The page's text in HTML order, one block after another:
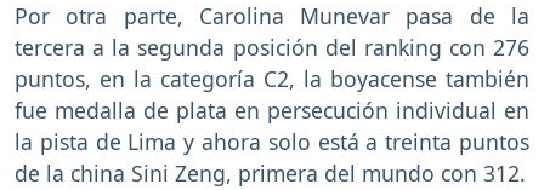
Por otra parte, Carolina Munevar pasa de la
tercera a la segunda posición del ranking con 276
puntos, en la categoría C2, la boyacense también
fue medalla de plata en persecución individual en
la pista de Lima y ahora solo está a treinta puntos
de la china Sini Zeng, primera del mundo con 312.